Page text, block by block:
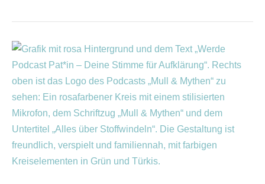
Werde
Podcastpatin
für
den
Stoffwindelpodcast
Mull
und
Mythen